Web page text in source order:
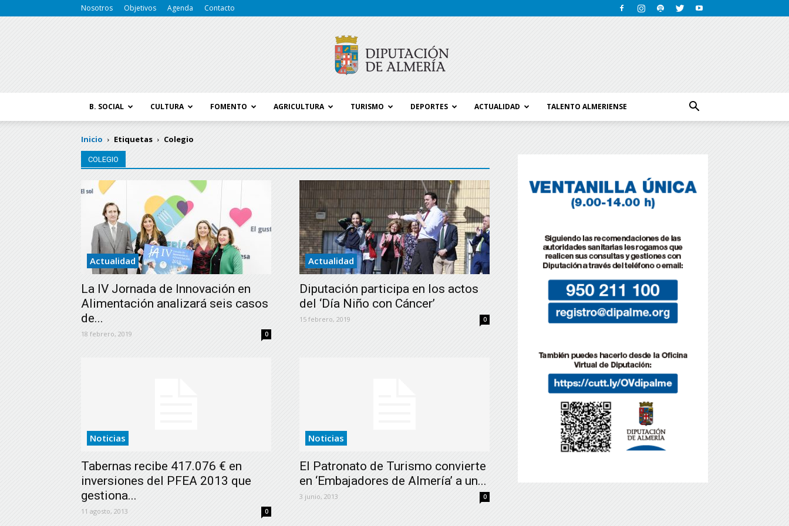
Nosotros Objetivos Agenda Contacto
Diputación
de
B. SOCIAL CULTURA FOMENTO AGRICULTURA TURISMO DEPORTES ACTUALIDAD TALENTO ALMERIENSE
Inicio Etiquetas Colegio
COLEGIO
Actualidad
La IV Jornada de Innovación en
Alimentación analizará seis casos
de...
18 febrero, 2019 0
Actualidad
Diputación participa en los actos
del ‘Día Niño con Cáncer’
15 febrero, 2019 0
Noticias
Tabernas recibe 417.076 € en
inversiones del PFEA 2013 que
gestiona...
11 agosto, 2013 0
Noticias
El Patronato de Turismo convierte
en ‘Embajadores de Almería’ a un...
3 junio, 2013 0